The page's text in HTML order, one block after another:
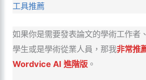
工具推薦
如果你是需要發表論文的學術工作者
學生或是學術從業人員，那我非常推
Wordvice AI進階版 。